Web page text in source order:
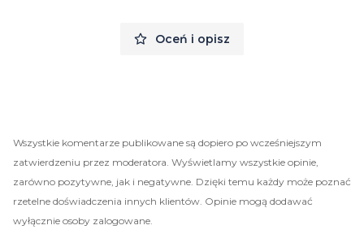
Oceń i opisz
Wszystkie komentarze publikowane są dopiero po wcześniejszym
zatwierdzeniu przez moderatora. Wyświetlamy wszystkie opinie,
zarówno pozytywne, jak i negatywne. Dzięki temu każdy może poznać
rzetelne doświadczenia innych klientów. Opinie mogą dodawać
wyłącznie osoby zalogowane.